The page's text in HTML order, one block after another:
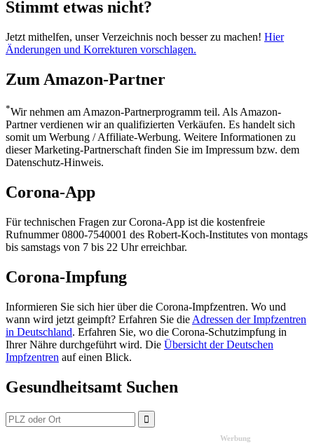
Stimmt etwas nicht?
Jetzt mithelfen, unser Verzeichnis noch besser zu machen! Hier
Änderungen und Korrekturen vorschlagen.
Zum Amazon-Partner
*Wir nehmen am Amazon-Partnerprogramm teil. Als Amazon-
Partner verdienen wir an qualifizierten Verkäufen. Es handelt sich
somit um Werbung / Affiliate-Werbung. Weitere Informationen zu
dieser Marketing-Partnerschaft finden Sie im Impressum bzw. dem
Datenschutz-Hinweis.
Corona-App
Für technischen Fragen zur Corona-App ist die kostenfreie
Rufnummer 0800-7540001 des Robert-Koch-Institutes von montags
bis samstags von 7 bis 22 Uhr erreichbar.
Corona-Impfung
Informieren Sie sich hier über die Corona-Impfzentren. Wo und
wann wird jetzt geimpft? Erfahren Sie die Adressen der Impfzentren
in Deutschland. Erfahren Sie, wo die Corona-Schutzimpfung in
Ihrer Nähre durchgeführt wird. Die Übersicht der Deutschen
Impfzentren auf einen Blick.
Gesundheitsamt Suchen
Werbung